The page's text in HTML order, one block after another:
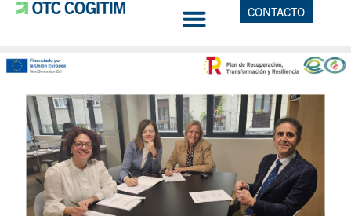
CONTACTO